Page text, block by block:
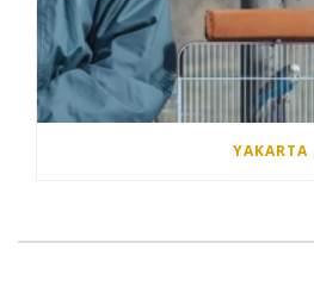
YAKARTA